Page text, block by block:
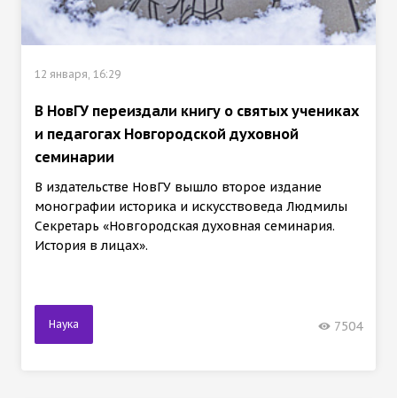
12 января, 16:29
В НовГУ переиздали книгу о святых учениках
и педагогах Новгородской духовной
семинарии
В издательстве НовГУ вышло второе издание
монографии историка и искусствоведа Людмилы
Секретарь «Новгородская духовная семинария.
История в лицах».
Наука 7504